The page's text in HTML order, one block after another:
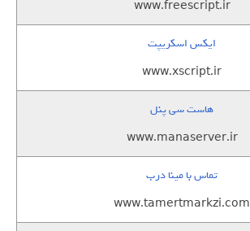
www.freescript.ir
ایکس اسکریپت
www.xscript.ir
هاست سی پنل
www.manaserver.ir
تماس با مینا درب
www.tamertmarkzi.com